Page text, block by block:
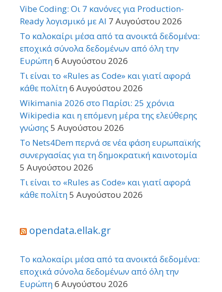
Vibe Coding: Οι 7 κανόνες για Production-
Ready λογισμικό με AI 7 Αυγούστου 2026
Το καλοκαίρι μέσα από τα ανοικτά δεδομένα:
εποχικά σύνολα δεδομένων από όλη την
Ευρώπη6 Αυγούστου 2026
Τι είναι το «Rules as Code» και γιατί αφορά
κάθε πολίτη6 Αυγούστου 2026
Wikimania 2026 στο Παρίσι: 25 χρόνια
Wikipedia και η επόμενη μέρα της ελεύθερης
γνώσης 5 Αυγούστου 2026
Το Nets4Dem περνά σε νέα φάση ευρωπαϊκής
συνεργασίας για τη δημοκρατική καινοτομία
5 Αυγούστου 2026
Τι είναι το «Rules as Code» και γιατί αφορά
κάθε πολίτη5 Αυγούστου 2026
opendata.ellak.gr
Το καλοκαίρι μέσα από τα ανοικτά δεδομένα:
εποχικά σύνολα δεδομένων από όλη την
Ευρώπη6 Αυγούστου 2026